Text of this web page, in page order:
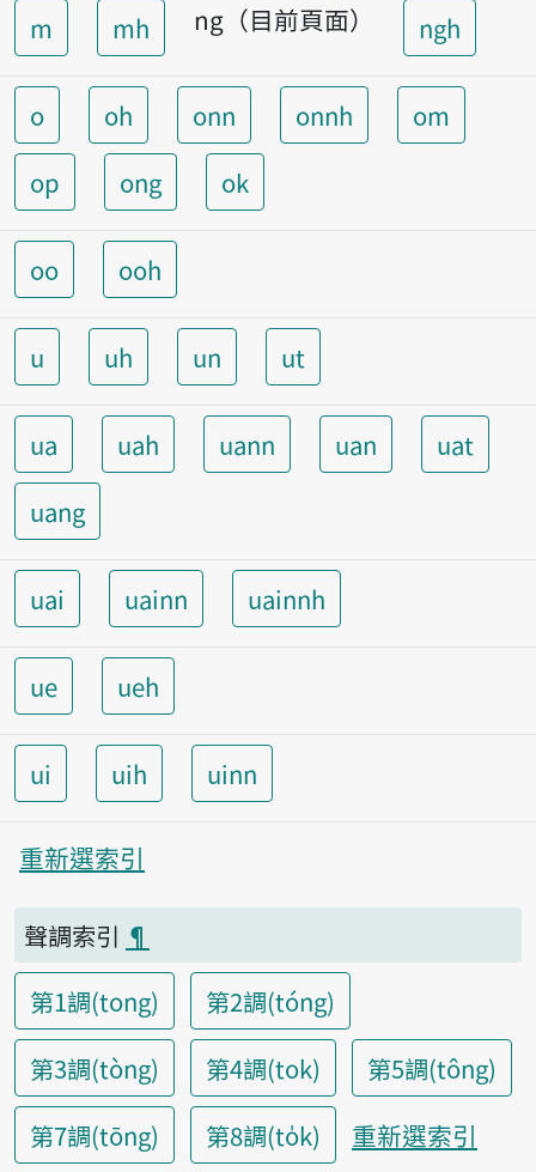
m mh ng（目前頁面） ngh
o oh onn onnh
om
op
ong ok
oo ooh
u uh un ut
ua uah uann uan
uat
uang
uai uainn uainnh
ue ueh
ui uih uinn
重新選索引
聲調索引 ¶
第1調(tong)
第2調(tóng)
第3調(tòng)
第4調(tok)
第5調(tông)
第7調(tōng)
第8調(to̍k) 重新選索引